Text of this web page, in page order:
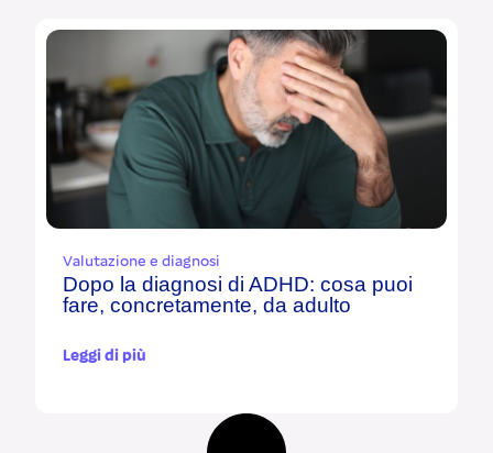
Valutazione e diagnosi
Dopo la diagnosi di ADHD: cosa puoi
fare, concretamente, da adulto
Leggi di più